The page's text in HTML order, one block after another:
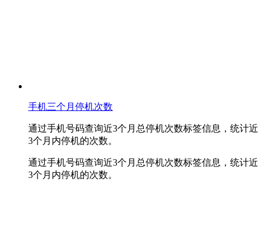
手机三个月停机次数
通过手机号码查询近3个月总停机次数标签信息，统计近
3个月内停机的次数。
通过手机号码查询近3个月总停机次数标签信息，统计近
3个月内停机的次数。